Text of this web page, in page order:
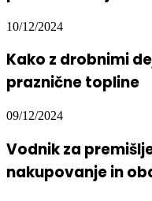
10/12/2024
Kako z drobnimi
praznične topline
09/12/2024
Vodnik za
nakupovanje in